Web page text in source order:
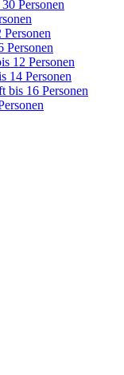
Personen
Personen
12 Personen
14 Personen
bis 16 Personen